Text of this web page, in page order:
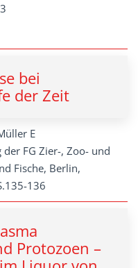
bei
der Zeit
E
der FG Zier-, Zoo- und
Fische, Berlin,
136
Protozoen –